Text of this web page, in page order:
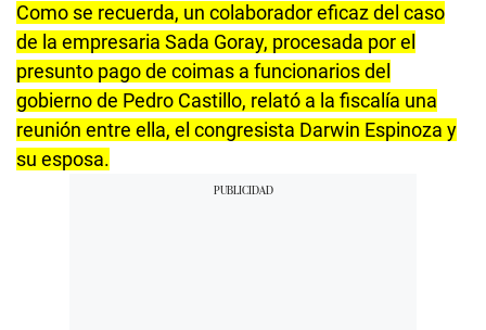
Como se recuerda, un colaborador eficaz del caso
de la empresaria Sada Goray, procesada por el
presunto pago de coimas a funcionarios del
gobierno de Pedro Castillo, relató a la fiscalía una
reunión entre ella, el congresista Darwin Espinoza y
su esposa.